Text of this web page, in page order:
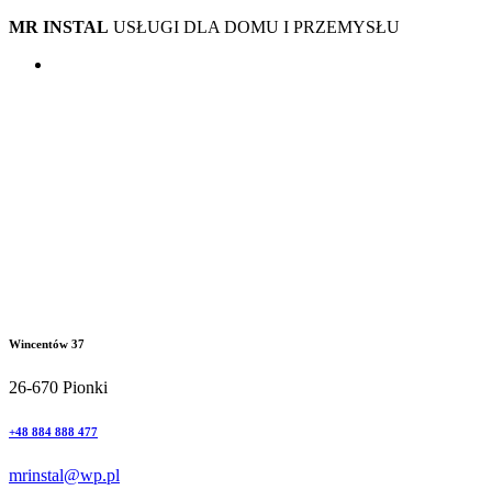
MR INSTAL USŁUGI DLA DOMU I PRZEMYSŁU
Wincentów 37
26-670 Pionki
+48 884 888 477
mrinstal@wp.pl